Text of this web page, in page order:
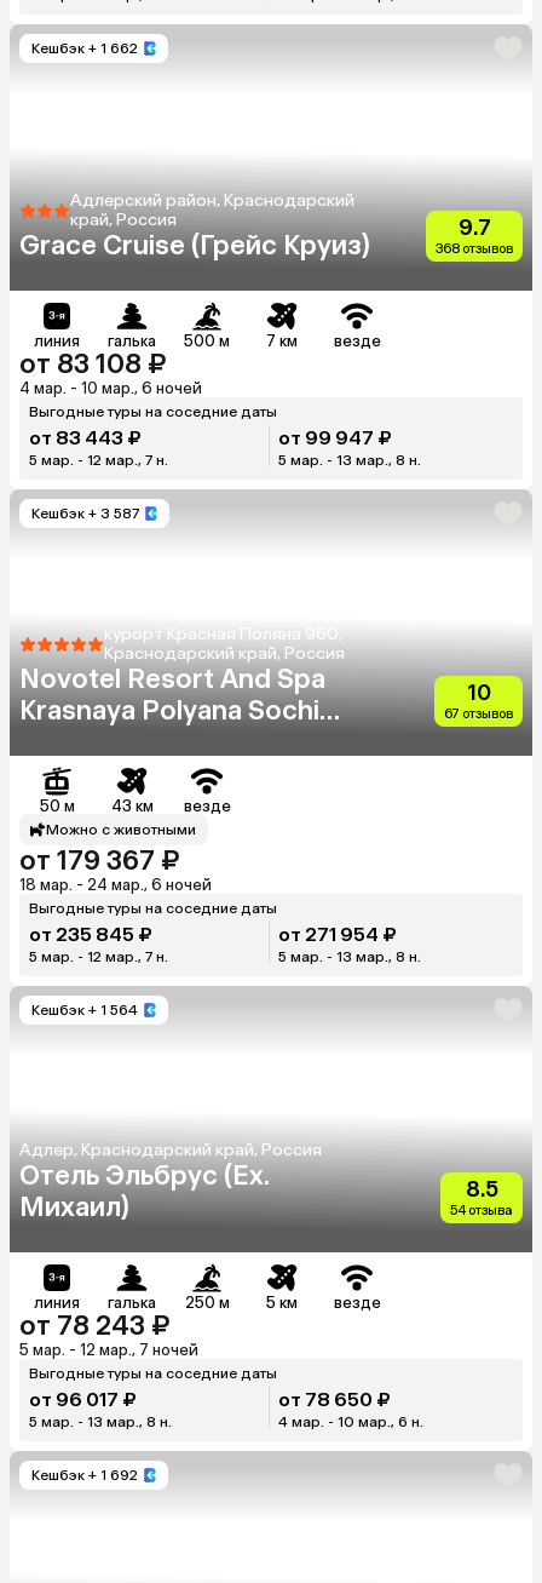
Кешбэк + 1 662
Адлерский район, Краснодарский
край, Россия
Grace Cruise (Грейс Круиз)
9.7
368 отзывов
линия галька 500 м 7 км везде
от 83 108 ₽
4 мар. - 10 мар., 6 ночей
Выгодные туры на соседние даты
от 83 443 ₽
5 мар. - 12 мар., 7 н.
от 99 947 ₽
5 мар. - 13 мар., 8 н.
Кешбэк + 3 587
курорт Красная Поляна 960,
Краснодарский край, Россия
Novotel Resort And Spa
Krasnaya Polyana Sochi
10
67 отзывов
50 м 43 км везде
Можно с животными
от 179 367 ₽
18 мар. - 24 мар., 6 ночей
Выгодные туры на соседние даты
от 235 845 ₽
5 мар. - 12 мар., 7 н.
от 271 954 ₽
5 мар. - 13 мар., 8 н.
Кешбэк + 1 564
Адлер, Краснодарский край, Россия
Отель Эльбрус (Ex.
Михаил)
8.5
54 отзыва
линия галька 250 м 5 км везде
от 78 243 ₽
5 мар. - 12 мар., 7 ночей
Выгодные туры на соседние даты
от 96 017 ₽
5 мар. - 13 мар., 8 н.
от 78 650 ₽
4 мар. - 10 мар., 6 н.
Кешбэк + 1 692